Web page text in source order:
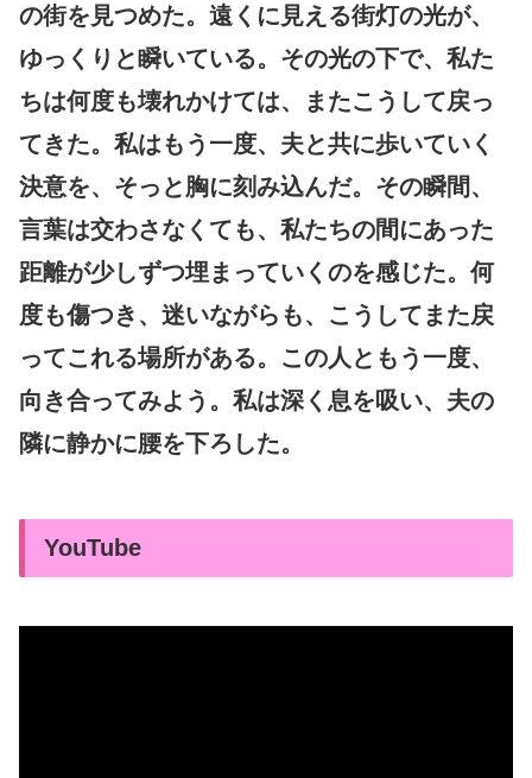
の街を見つめた。遠くに見える街灯の光が、
ゆっくりと瞬いている。その光の下で、私た
ちは何度も壊れかけては、またこうして戻っ
てきた。私はもう一度、夫と共に歩いていく
決意を、そっと胸に刻み込んだ。その瞬間、
言葉は交わさなくても、私たちの間にあった
距離が少しずつ埋まっていくのを感じた。何
度も傷つき、迷いながらも、こうしてまた戻
ってこれる場所がある。この人ともう一度、
向き合ってみよう。私は深く息を吸い、夫の
隣に静かに腰を下ろした。
YouTube